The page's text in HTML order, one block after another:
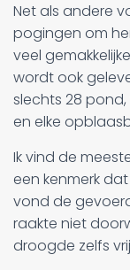
Net als andere
pogingen om
veel
wordt ook
slechts 28
en elke
Ik vind de
een kenmerk
vond de
raakte niet
droogde zelfs